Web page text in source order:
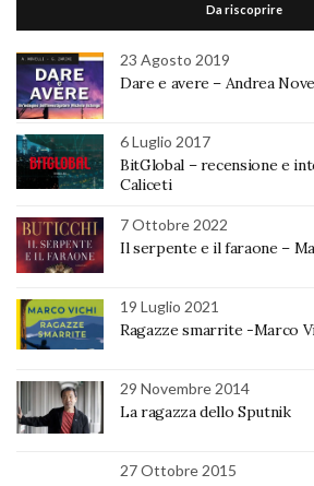
Da riscoprire
23 Agosto 2019
Dare e avere – Andrea
6 Luglio 2017
BitGlobal – recensione e
Caliceti
7 Ottobre 2022
Il serpente e il faraone –
19 Luglio 2021
Ragazze smarrite -Marco
29 Novembre 2014
La ragazza dello Sputnik
27 Ottobre 2015